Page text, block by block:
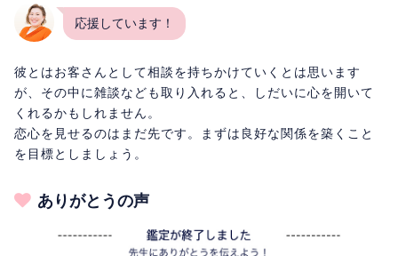
応援しています！
彼とはお客さんとして相談を持ちかけていくとは思います
が、その中に雑談なども取り入れると、しだいに心を開いて
くれるかもしれません。
恋心を見せるのはまだ先です。まずは良好な関係を築くこと
を目標としましょう。
ありがとうの声